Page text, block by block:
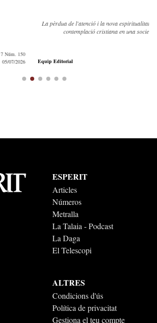
la nova espiritualitat de consum ens allunyen de la
cristiana en una societat que fuig del dolor.
ESPERIT
Articles
Números
Metralla
La Talaia - Podcast
La Daga
El Telescopi
ALTRES
Condicions d'ús
Política de privacitat
Gestiona el teu compte